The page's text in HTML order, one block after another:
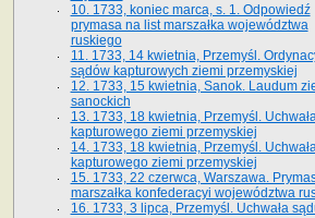
10. 1733, koniec marca, s. 1. Odpowiedź
prymasa na list marszałka województwa
ruskiego
11. 1733, 14 kwietnia, Przemyśl.
sądów kapturowych ziemi przemyskiej
12. 1733, 15 kwietnia, Sanok. Laudum
sanockich
13. 1733, 18 kwietnia, Przemyśl.
kapturowego ziemi przemyskiej
14. 1733, 18 kwietnia, Przemyśl.
kapturowego ziemi przemyskiej
15. 1733, 22 czerwca, Warszawa.
marszałka konfederacyi województwa
16. 1733, 3 lipca, Przemyśl. Uchwała